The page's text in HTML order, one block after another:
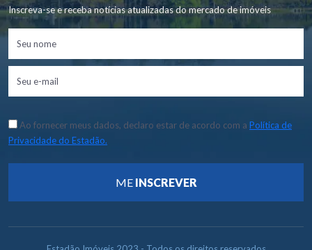
Inscreva-se e receba notícias atualizadas do mercado de imóveis
Ao fornecer meus dados, declaro estar de acordo com a Política de
Privacidade do Estadão.
ME INSCREVER